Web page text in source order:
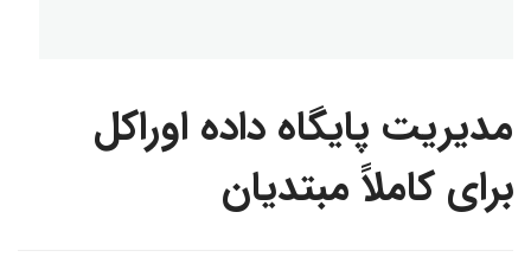
مدیریت پایگاه داده اوراکل
برای کاملاً مبتدیان